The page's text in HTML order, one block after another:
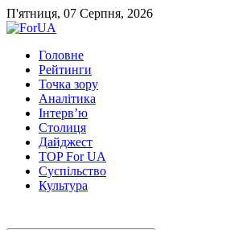
П'ятниця, 07 Серпня, 2026
Головне
Рейтинги
Точка зору
Аналітика
Інтерв’ю
Столиця
Дайджест
TOP For UA
Суспiльство
Культура